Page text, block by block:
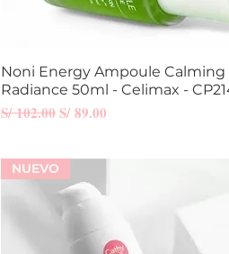
Vista rápida
Noni Energy Ampoule Calming
Radiance 50ml - Celimax -
Precio
S/ 102.00Precio de oferta
S/ 89.00
NUEVO